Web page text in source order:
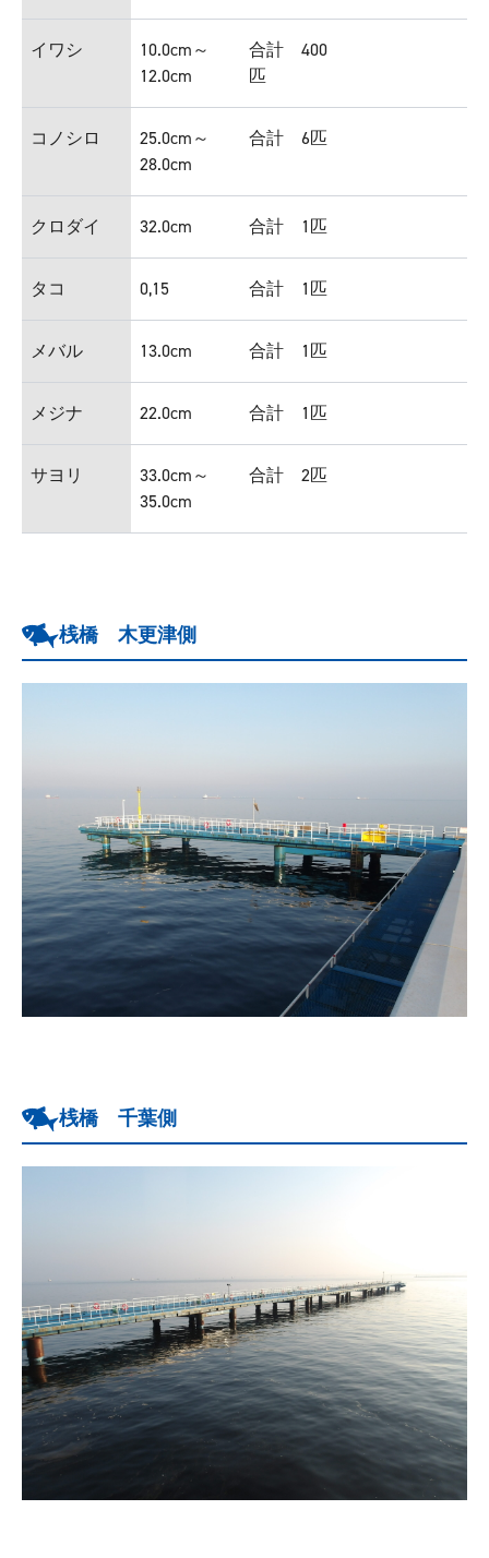
イワシ
10.0cm～
12.0cm
合計 400
匹
コノシロ
25.0cm～
28.0cm
合計 6匹
クロダイ 32.0cm 合計 1匹
タコ 0,15 合計 1匹
メバル 13.0cm 合計 1匹
メジナ 22.0cm 合計 1匹
サヨリ
33.0cm～
35.0cm
合計 2匹
桟橋 木更津側
桟橋 千葉側